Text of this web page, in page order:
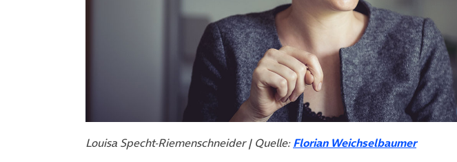
Louisa Specht-Riemenschneider | Quelle:Florian Weichselbaumer